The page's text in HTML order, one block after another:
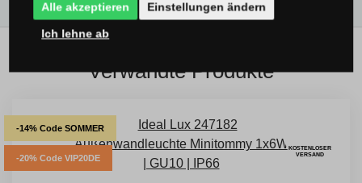
Verwandte Produkte
-14% Code SOMMER
-20% Code VIP20DE
KOSTENLOSER
VERSAND
Alle akzeptieren Einstellungen ändern
Ich lehne ab